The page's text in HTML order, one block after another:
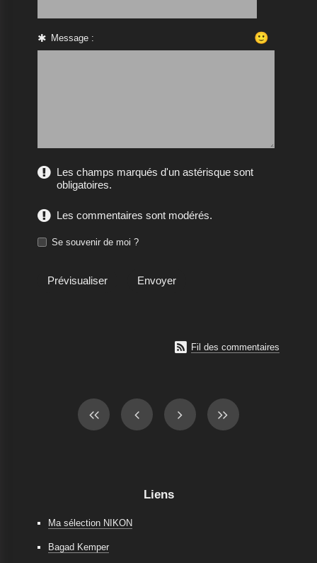
Message : 🙂
Les champs marqués d'un astérisque sont
obligatoires.
Les commentaires sont modérés.
Se souvenir de moi ?
 Fil des commentaires
Liens
Ma sélection NIKON
Bagad Kemper